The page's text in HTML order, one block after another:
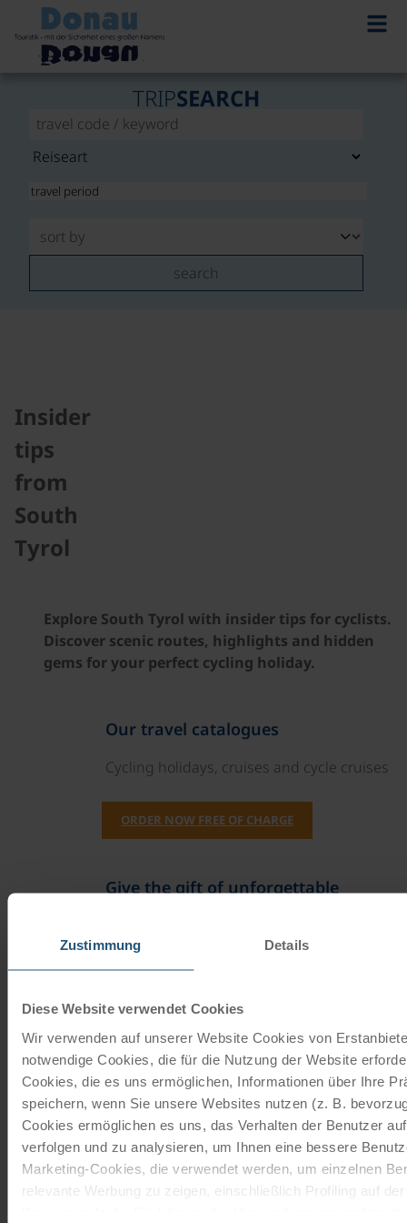
Zustimmung Details
Diese Website verwendet Cookies
Wir verwenden auf unserer Website Cookies von
notwendige Cookies, die für die Nutzung der Website
Cookies, die es uns ermöglichen, Informationen über Ihre
speichern, wenn Sie unsere Websites nutzen (z. B.
Cookies ermöglichen es uns, das Verhalten der Benutzer
verfolgen und zu analysieren, um Ihnen eine bessere
Marketing-Cookies, die verwendet werden, um einzelnen
relevante Werbung zu zeigen, einschließlich Profiling auf
TRIPSEARCH
search
Insider
tips
from
South
Tyrol
Explore South Tyrol with insider tips for cyclists.
Discover scenic routes, highlights and hidden
gems for your perfect cycling holiday.
Our travel catalogues
Cycling holidays, cruises and cycle cruises
ORDER NOW FREE OF CHARGE
Give the gift of unforgettable
With a travel voucher you always have the
perfect gift.
Subscribe to our newsletter
TOP offers, promotions - Always up to date!
REGISTER NOW